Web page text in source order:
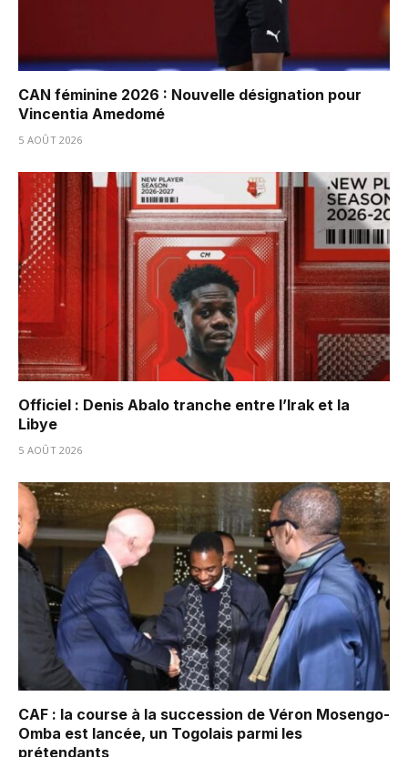
CAN féminine 2026 : Nouvelle désignation pour
Vincentia Amedomé
5 AOÛT 2026
Officiel : Denis Abalo tranche entre l’Irak et la
Libye
5 AOÛT 2026
CAF : la course à la succession de Véron Mosengo-
Omba est lancée, un Togolais parmi les
prétendants